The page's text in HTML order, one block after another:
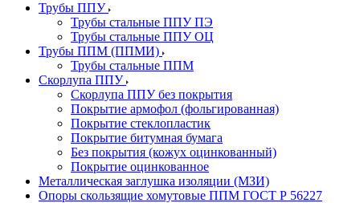
Трубы ППУ
Трубы стальные ППУ ПЭ
Трубы стальные ППУ ОЦ
Трубы ППМ (ППМИ)
Трубы стальные ППМ
Скорлупа ППУ
Скорлупа ППУ без покрытия
Покрытие армофол (фольгированная)
Покрытие стеклопластик
Покрытие битумная бумага
Без покрытия (кожух оцинкованный)
Покрытие оцинкованное
Металлическая заглушка изоляции (МЗИ)
Опоры скользящие хомутовые ППМ ГОСТ Р 56227